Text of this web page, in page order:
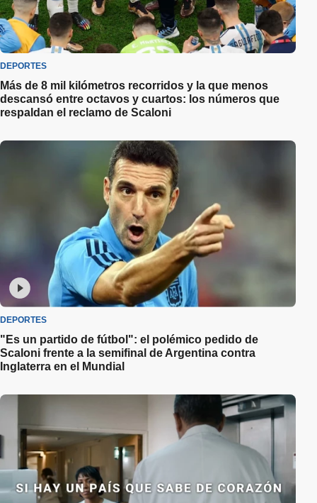
DEPORTES
Más de 8 mil kilómetros recorridos y la que menos
descansó entre octavos y cuartos: los números que
respaldan el reclamo de Scaloni
DEPORTES
"Es un partido de fútbol": el polémico pedido de
Scaloni frente a la semifinal de Argentina contra
Inglaterra en el Mundial